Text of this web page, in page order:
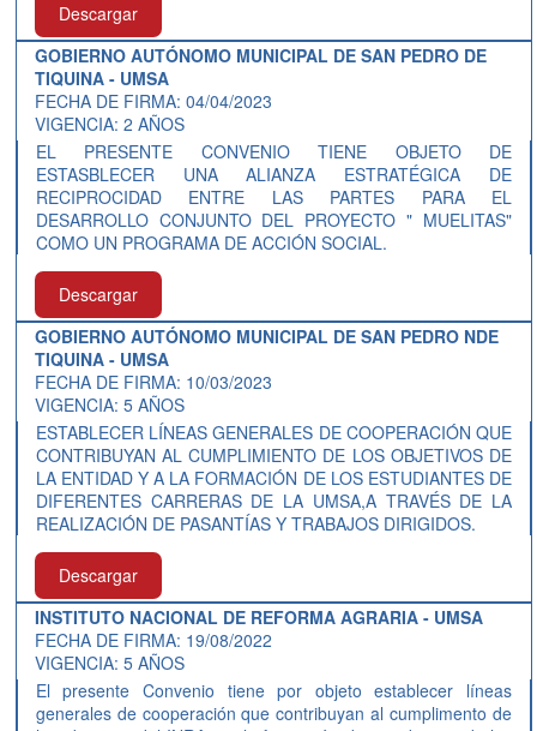
Descargar
GOBIERNO AUTÓNOMO MUNICIPAL DE SAN PEDRO DE
TIQUINA - UMSA
FECHA DE FIRMA: 04/04/2023
VIGENCIA: 2 AÑOS
EL PRESENTE CONVENIO TIENE OBJETO DE
ESTASBLECER UNA ALIANZA ESTRATÉGICA DE
RECIPROCIDAD ENTRE LAS PARTES PARA EL
DESARROLLO CONJUNTO DEL PROYECTO " MUELITAS"
COMO UN PROGRAMA DE ACCIÓN SOCIAL.
Descargar
GOBIERNO AUTÓNOMO MUNICIPAL DE SAN PEDRO NDE
TIQUINA - UMSA
FECHA DE FIRMA: 10/03/2023
VIGENCIA: 5 AÑOS
ESTABLECER LÍNEAS GENERALES DE COOPERACIÓN QUE
CONTRIBUYAN AL CUMPLIMIENTO DE LOS OBJETIVOS DE
LA ENTIDAD Y A LA FORMACIÓN DE LOS ESTUDIANTES DE
DIFERENTES CARRERAS DE LA UMSA,A TRAVÉS DE LA
REALIZACIÓN DE PASANTÍAS Y TRABAJOS DIRIGIDOS.
Descargar
INSTITUTO NACIONAL DE REFORMA AGRARIA - UMSA
FECHA DE FIRMA: 19/08/2022
VIGENCIA: 5 AÑOS
El presente Convenio tiene por objeto establecer líneas
generales de cooperación que contribuyan al cumplimento de